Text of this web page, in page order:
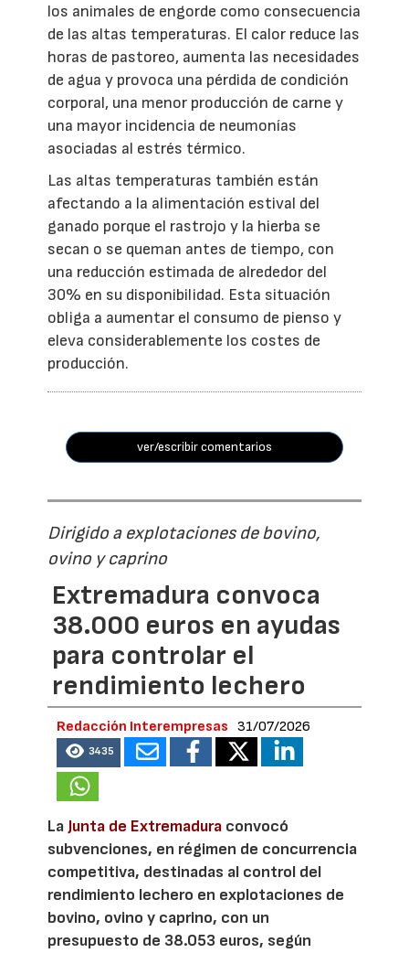
los animales de engorde como consecuencia
de las altas temperaturas. El calor reduce las
horas de pastoreo, aumenta las necesidades
de agua y provoca una pérdida de condición
corporal, una menor producción de carne y
una mayor incidencia de neumonías
asociadas al estrés térmico.
Las altas temperaturas también están
afectando a la alimentación estival del
ganado porque el rastrojo y la hierba se
secan o se queman antes de tiempo, con
una reducción estimada de alrededor del
30% en su disponibilidad. Esta situación
obliga a aumentar el consumo de pienso y
eleva considerablemente los costes de
producción.
ver/escribir comentarios
Dirigido a explotaciones de bovino,
ovino y caprino
Extremadura convoca
38.000 euros en ayudas
para controlar el
rendimiento lechero
Redacción Interempresas 31/07/2026
3435
LaJunta de Extremadura convocó
subvenciones, en régimen de concurrencia
competitiva, destinadas al control del
rendimiento lechero en explotaciones de
bovino, ovino y caprino, con un
presupuesto de 38.053 euros, según